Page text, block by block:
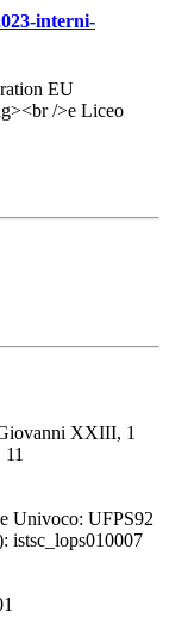
interni-
XXIII, 1
Univoco: UFPS92
istsc_lops010007